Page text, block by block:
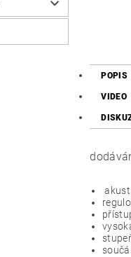
POPIS
VIDEO